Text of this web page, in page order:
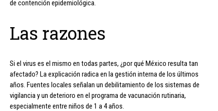
de contención epidemiológica.
Las razones
Si el virus es el mismo en todas partes, ¿por qué México resulta tan
afectado? La explicación radica en la gestión interna de los últimos
años. Fuentes locales señalan un debilitamiento de los sistemas de
vigilancia y un deterioro en el programa de vacunación rutinaria,
especialmente entre niños de 1 a 4 años.